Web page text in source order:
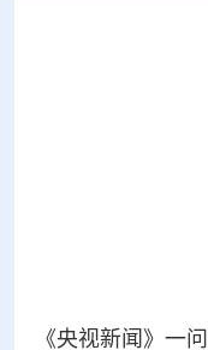
《央视新闻》一